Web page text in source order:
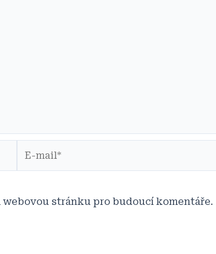
mail*
stránku pro budoucí komentáře.